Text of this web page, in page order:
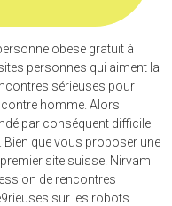
obese gratuit à
personnes qui aiment la
sérieuses pour
homme. Alors
par conséquent difficile
Bien que vous proposer une
site suisse. Nirvam
de rencontres
sur les robots